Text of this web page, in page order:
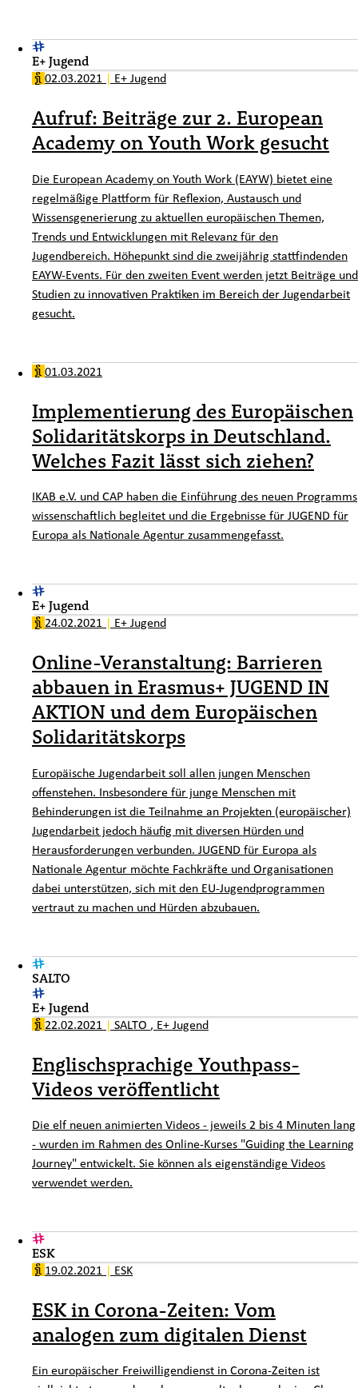
E+ Jugend
02.03.2021 | E+ Jugend
Aufruf: Beiträge zur 2. European
Academy on Youth Work gesucht
Die European Academy on Youth Work (EAYW) bietet eine
regelmäßige Plattform für Reflexion, Austausch und
Wissensgenerierung zu aktuellen europäischen Themen,
Trends und Entwicklungen mit Relevanz für den
Jugendbereich. Höhepunkt sind die zweijährig stattfindenden
EAYW-Events. Für den zweiten Event werden jetzt Beiträge und
Studien zu innovativen Praktiken im Bereich der Jugendarbeit
gesucht.
01.03.2021
Implementierung des Europäischen
Solidaritätskorps in Deutschland.
Welches Fazit lässt sich ziehen?
IKAB e.V. und CAP haben die Einführung des neuen Programms
wissenschaftlich begleitet und die Ergebnisse für JUGEND für
Europa als Nationale Agentur zusammengefasst.
E+ Jugend
24.02.2021 | E+ Jugend
Online-Veranstaltung: Barrieren
abbauen in Erasmus+ JUGEND IN
AKTION und dem Europäischen
Solidaritätskorps
Europäische Jugendarbeit soll allen jungen Menschen
offenstehen. Insbesondere für junge Menschen mit
Behinderungen ist die Teilnahme an Projekten (europäischer)
Jugendarbeit jedoch häufig mit diversen Hürden und
Herausforderungen verbunden. JUGEND für Europa als
Nationale Agentur möchte Fachkräfte und Organisationen
dabei unterstützen, sich mit den EU-Jugendprogrammen
vertraut zu machen und Hürden abzubauen.
SALTO
E+ Jugend
22.02.2021 | SALTO , E+ Jugend
Englischsprachige Youthpass-
Videos veröffentlicht
Die elf neuen animierten Videos - jeweils 2 bis 4 Minuten lang
- wurden im Rahmen des Online-Kurses "Guiding the Learning
Journey" entwickelt. Sie können als eigenständige Videos
verwendet werden.
ESK
19.02.2021 | ESK
ESK in Corona-Zeiten: Vom
analogen zum digitalen Dienst
Ein europäischer Freiwilligendienst in Corona-Zeiten ist